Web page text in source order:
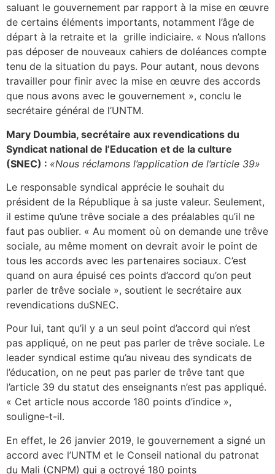
saluant le gouvernement par rapport à la mise en œuvre
de certains éléments importants, notamment l’âge de
départ à la retraite et la grille indiciaire. « Nous n’allons
pas déposer de nouveaux cahiers de doléances compte
tenu de la situation du pays. Pour autant, nous devons
travailler pour finir avec la mise en œuvre des accords
que nous avons avec le gouvernement », conclu le
secrétaire général de l’UNTM.
Mary Doumbia, secrétaire aux revendications du
Syndicat national de l’Education et de la culture
(SNEC) : «Nous réclamons l’application de l’article 39»
Le responsable syndical apprécie le souhait du
président de la République à sa juste valeur. Seulement,
il estime qu’une trêve sociale a des préalables qu’il ne
faut pas oublier. « Au moment où on demande une trêve
sociale, au même moment on devrait avoir le point de
tous les accords avec les partenaires sociaux. C’est
quand on aura épuisé ces points d’accord qu’on peut
parler de trêve sociale », soutient le secrétaire aux
revendications duSNEC.
Pour lui, tant qu’il y a un seul point d’accord qui n’est
pas appliqué, on ne peut pas parler de trêve sociale. Le
leader syndical estime qu’au niveau des syndicats de
l’éducation, on ne peut pas parler de trêve tant que
l’article 39 du statut des enseignants n’est pas appliqué.
« Cet article nous accorde 180 points d’indice »,
souligne-t-il.
En effet, le 26 janvier 2019, le gouvernement a signé un
accord avec l’UNTM et le Conseil national du patronat
du Mali (CNPM) qui a octroyé 180 points